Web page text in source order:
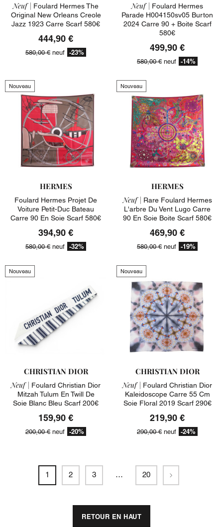
Neuf | Foulard Hermes The
Original New Orleans Creole
Jazz 1923 Carre Scarf 580€
444,90 €
580,00 € neuf -23%
Neuf | Foulard Hermes
Parade H004150sv05 Burton
2024 Carre 90 + Boite Scarf
580€
499,90 €
580,00 € neuf -14%
Nouveau
HERMES
Foulard Hermes Projet De
Voiture Petit-Duc Bateau
Carre 90 En Soie Scarf 580€
394,90 €
580,00 € neuf -32%
Nouveau
HERMES
Neuf | Rare Foulard Hermes
L'arbre Du Vent Lugo Carre
90 En Soie Boite Scarf 580€
469,90 €
580,00 € neuf -19%
Nouveau
CHRISTIAN DIOR
Neuf | Foulard Christian Dior
Mitzah Tulum En Twill De
Soie Blanc Bleu Scarf 200€
159,90 €
200,00 € neuf -20%
Nouveau
CHRISTIAN DIOR
Neuf | Foulard Christian Dior
Kaleidoscope Carre 55 Cm
Soie Floral 2019 Scarf 290€
219,90 €
290,00 € neuf -24%
1 2 3 … 20 Suivant
RETOUR EN HAUT